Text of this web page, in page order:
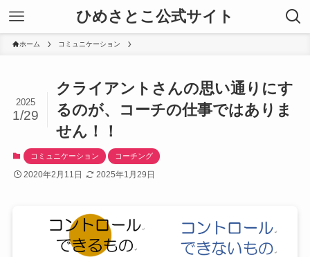
ひめさとこ公式サイト
ホーム コミュニケーション
クライアントさんの思い通りにす
るのが、コーチの仕事ではありま
せん！！
2025
1/29
コミュニケーション コーチング
2020年2月11日 2025年1月29日